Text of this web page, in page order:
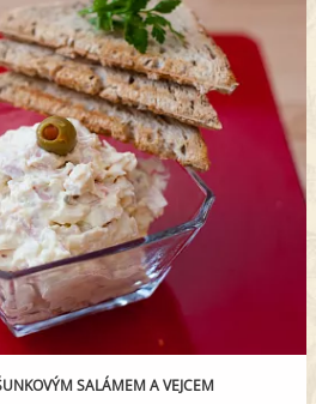
SALÁMEM A VEJCEM